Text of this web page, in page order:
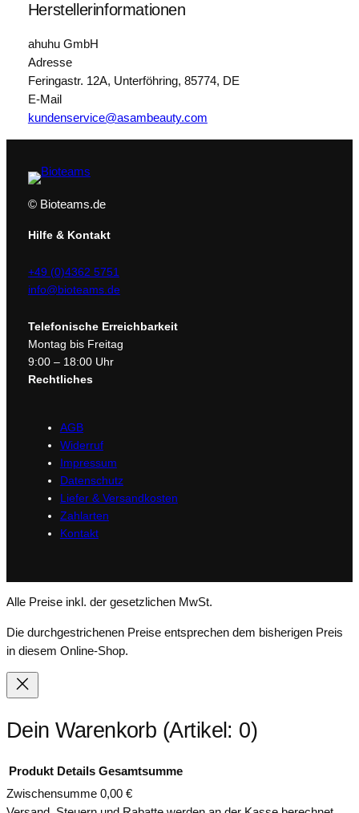
Herstellerinformationen
ahuhu GmbH
Adresse
Feringastr. 12A, Unterföhring, 85774, DE
E-Mail
kundenservice@asambeauty.com
© Bioteams.de
Hilfe & Kontakt
+49 (0)4362 5751
info@bioteams.de
Telefonische Erreichbarkeit
Montag bis Freitag
9:00 – 18:00 Uhr
Rechtliches
AGB
Widerruf
Impressum
Datenschutz
Liefer & Versandkosten
Zahlarten
Kontakt
Alle Preise inkl. der gesetzlichen MwSt.
Die durchgestrichenen Preise entsprechen dem bisherigen Preis
in diesem Online-Shop.
Dein Warenkorb (Artikel: 0)
Produkt Details Gesamtsumme
Zwischensumme 0,00 €